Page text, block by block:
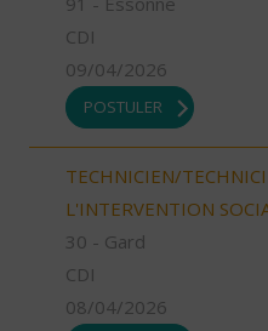
CDI
09/04/2026
POSTULER
TECHNICIEN/
L'INTERVENTION
30 - Gard
CDI
08/04/2026